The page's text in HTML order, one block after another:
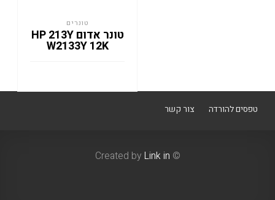
טונרים
טונר אדום HP 213Y
W2133Y 12K
טפסים להורדה צור קשר
© Created by
Link in